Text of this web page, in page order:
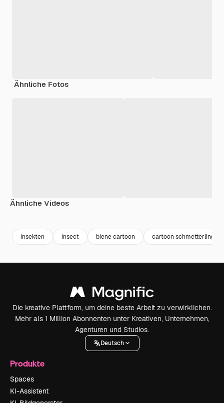
Ähnliche Fotos
Ähnliche Videos
insekten insect biene cartoon cartoon schmetterling
Die kreative Plattform, um deine beste Arbeit zu verwirklichen.
Mehr als 1 Million Abonnenten unter Kreativen, Unternehmen,
Agenturen und Studios.
Deutsch
Produkte
Spaces
KI-Assistent